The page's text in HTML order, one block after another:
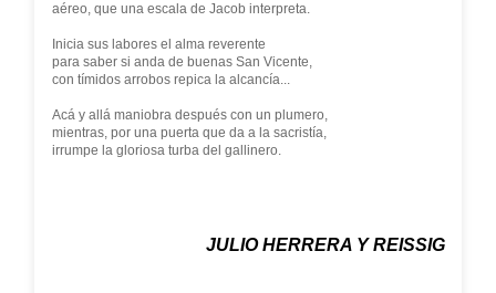
aéreo, que una escala de Jacob interpreta.
Inicia sus labores el alma reverente
para saber si anda de buenas San Vicente,
con tímidos arrobos repica la alcancía...
Acá y allá maniobra después con un plumero,
mientras, por una puerta que da a la sacristía,
irrumpe la gloriosa turba del gallinero.
JULIO HERRERA Y REISSIG